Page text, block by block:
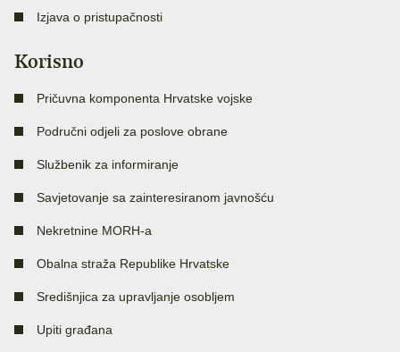
Izjava o pristupačnosti
Korisno
Pričuvna komponenta Hrvatske vojske
Područni odjeli za poslove obrane
Službenik za informiranje
Savjetovanje sa zainteresiranom javnošću
Nekretnine MORH-a
Obalna straža Republike Hrvatske
Središnjica za upravljanje osobljem
Upiti građana